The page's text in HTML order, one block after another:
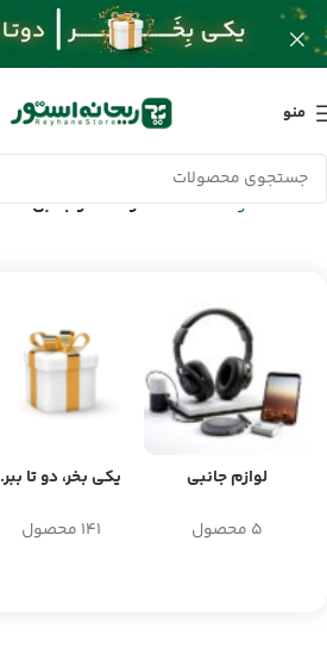
منو
خانه/محصولات/ساعت هوشمند و جانبی
لوازم جانبی
5 محصول
یکی بخر، دو تا ببر.
141 محصول